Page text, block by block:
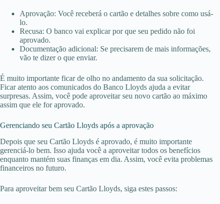
Aprovação: Você receberá o cartão e detalhes sobre como usá-
lo.
Recusa: O banco vai explicar por que seu pedido não foi
aprovado.
Documentação adicional: Se precisarem de mais informações,
vão te dizer o que enviar.
É muito importante ficar de olho no andamento da sua solicitação.
Ficar atento aos comunicados do Banco Lloyds ajuda a evitar
surpresas. Assim, você pode aproveitar seu novo cartão ao máximo
assim que ele for aprovado.
Gerenciando seu Cartão Lloyds após a aprovação
Depois que seu Cartão Lloyds é aprovado, é muito importante
gerenciá-lo bem. Isso ajuda você a aproveitar todos os benefícios
enquanto mantém suas finanças em dia. Assim, você evita problemas
financeiros no futuro.
Para aproveitar bem seu Cartão Lloyds, siga estes passos: